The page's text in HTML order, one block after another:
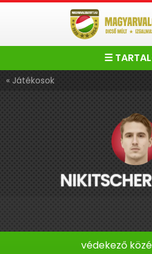
☰
« Játékosok
védekező